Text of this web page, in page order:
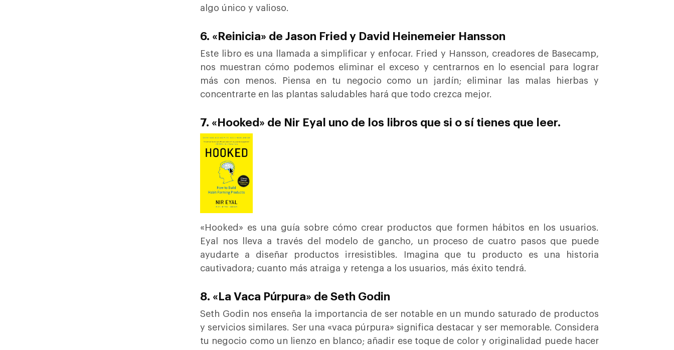
algo único y valioso.
6. «Reinicia» de Jason Fried y David Heinemeier Hansson
Este libro es una llamada a simplificar y enfocar. Fried y Hansson, creadores de Basecamp,
nos muestran cómo podemos eliminar el exceso y centrarnos en lo esencial para lograr
más con menos. Piensa en tu negocio como un jardín; eliminar las malas hierbas y
concentrarte en las plantas saludables hará que todo crezca mejor.
7. «Hooked» de Nir Eyal uno de los libros que si o sí tienes que leer.
«Hooked» es una guía sobre cómo crear productos que formen hábitos en los usuarios.
Eyal nos lleva a través del modelo de gancho, un proceso de cuatro pasos que puede
ayudarte a diseñar productos irresistibles. Imagina que tu producto es una historia
cautivadora; cuanto más atraiga y retenga a los usuarios, más éxito tendrá.
8. «La Vaca Púrpura» de Seth Godin
Seth Godin nos enseña la importancia de ser notable en un mundo saturado de productos
y servicios similares. Ser una «vaca púrpura» significa destacar y ser memorable. Considera
tu negocio como un lienzo en blanco; añadir ese toque de color y originalidad puede hacer